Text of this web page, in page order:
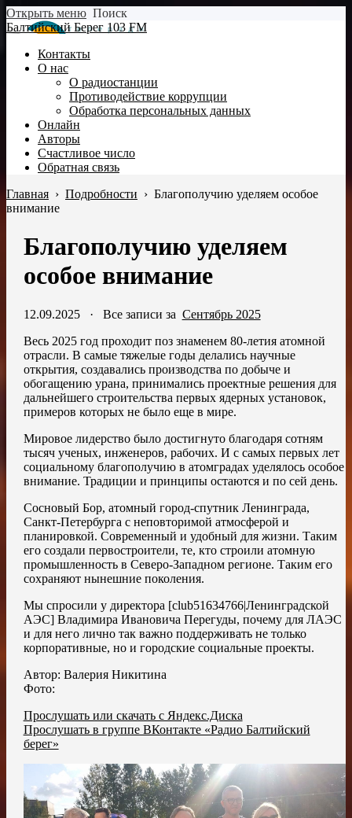
Открыть меню Поиск
Балтийский Берег 103 FM
Контакты
О нас
О радиостанции
Противодействие коррупции
Обработка персональных данных
Онлайн
Авторы
Счастливое число
Обратная связь
Главная › Подробности › Благополучию уделяем особое
внимание
Благополучию уделяем
особое внимание
12.09.2025· Все записи за Сентябрь 2025
Весь 2025 год проходит поз знаменем 80-летия атомной
отрасли. В самые тяжелые годы делались научные
открытия, создавались производства по добыче и
обогащению урана, принимались проектные решения для
дальнейшего строительства первых ядерных установок,
примеров которых не было еще в мире.
Мировое лидерство было достигнуто благодаря сотням
тысяч ученых, инженеров, рабочих. И с самых первых лет
социальному благополучию в атомградах уделялось особое
внимание. Традиции и принципы остаются и по сей день.
Сосновый Бор, атомный город-спутник Ленинграда,
Санкт-Петербурга с неповторимой атмосферой и
планировкой. Современный и удобный для жизни. Таким
его создали первостроители, те, кто строили атомную
промышленность в Северо-Западном регионе. Таким его
сохраняют нынешние поколения.
Мы спросили у директора [club51634766|Ленинградской
АЭС] Владимира Ивановича Перегуды, почему для ЛАЭС
и для него лично так важно поддерживать не только
корпоративные, но и городские социальные проекты.
Автор: Валерия Никитина
Фото:
Прослушать или скачать с Яндекс.Диска
Прослушать в группе ВКонтакте «Радио Балтийский
берег»